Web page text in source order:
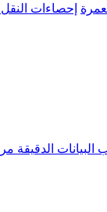
إحصاءات
البيانات الدقيقة